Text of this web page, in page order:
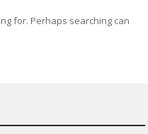
for. Perhaps searching can